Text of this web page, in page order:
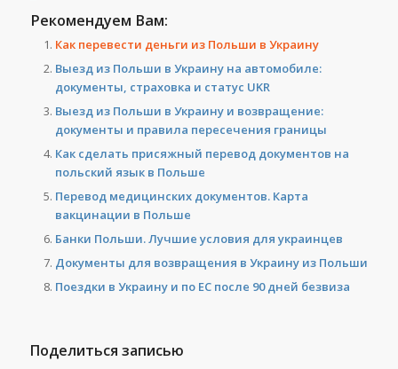
Рекомендуем Вам:
Как перевести деньги из Польши в Украину
Выезд из Польши в Украину на автомобиле:
документы, страховка и статус UKR
Выезд из Польши в Украину и возвращение:
документы и правила пересечения границы
Как сделать присяжный перевод документов на
польский язык в Польше
Перевод медицинских документов. Карта
вакцинации в Польше
Банки Польши. Лучшие условия для украинцев
Документы для возвращения в Украину из Польши
Поездки в Украину и по ЕС после 90 дней безвиза
Поделиться записью